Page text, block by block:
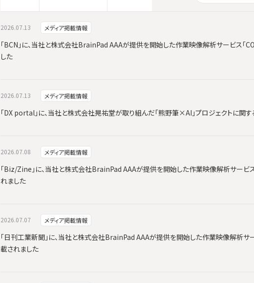
2026.07.13 メディア掲載情報
「BCN」に、当社と株式会社BrainPad AAAが提供を開始した作業映像解析サービス「
した
2026.07.13 メディア掲載情報
「DX portal」に、当社と株式会社晃祐堂が取り組んだ「熊野筆×AI」プロジェクトに関
2026.07.08 メディア掲載情報
「Biz/Zine」に、当社と株式会社BrainPad AAAが提供を開始した作業映像解析サービ
れました
2026.07.07 メディア掲載情報
「日刊工業新聞」に、当社と株式会社BrainPad AAAが提供を開始した作業映像解析サ
載されました